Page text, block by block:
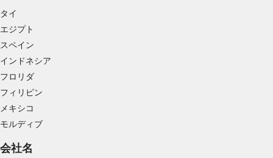
タイ
エジプト
スペイン
インドネシア
フロリダ
フィリピン
メキシコ
モルディブ
会社名
広告の選択のために制限付きデータを利用する
成する
パーソナライズ広告の選択のためにプロファイ
コンテンツをパーソナライズするためにプロフ